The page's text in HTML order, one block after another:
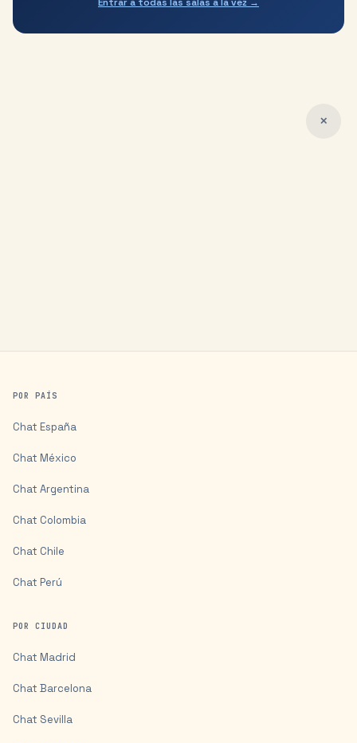
✕
POR PAÍS
Chat España
Chat México
Chat Argentina
Chat Colombia
Chat Chile
Chat Perú
POR CIUDAD
Chat Madrid
Chat Barcelona
Chat Sevilla